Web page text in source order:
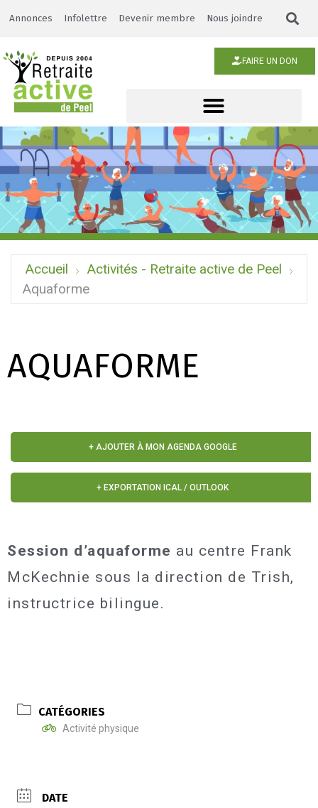
Annonces Infolettre Devenir membre Nous joindre
FAIRE UN DON
Accueil
Activités - Retraite active de Peel
Aquaforme
AQUAFORME
+ AJOUTER À MON AGENDA GOOGLE
+ EXPORTATION ICAL / OUTLOOK
Session d’aquaforme au centre Frank
McKechnie sous la direction de Trish,
instructrice bilingue.
CATÉGORIES
Activité physique
DATE